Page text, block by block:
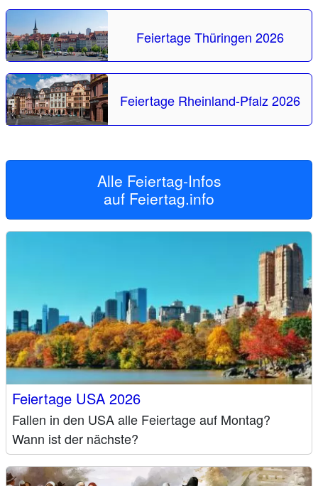
Feiertage Thüringen 2026
Feiertage Rheinland-Pfalz 2026
Alle Feiertag-Infos
auf Feiertag.info
Feiertage USA 2026
Fallen in den USA alle Feiertage auf Montag?
Wann ist der nächste?